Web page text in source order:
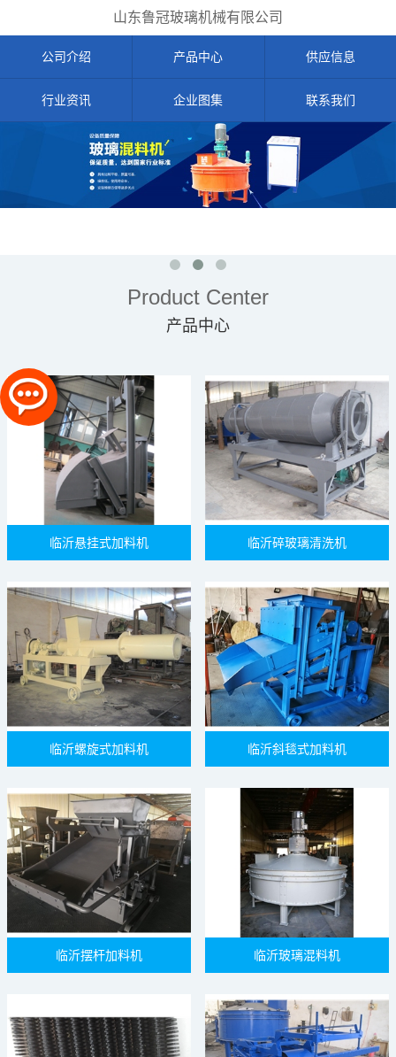
山东鲁冠玻璃机械有限公司
公司介绍 产品中心 供应信息
行业资讯 企业图集 联系我们
Product Center
产品中心
临沂悬挂式加料机 临沂碎玻璃清洗机
临沂螺旋式加料机 临沂斜毯式加料机
临沂摆杆加料机 临沂玻璃混料机